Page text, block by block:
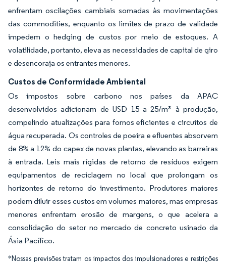
enfrentam oscilações cambiais somadas às movimentações
das commodities, enquanto os limites de prazo de validade
impedem o hedging de custos por meio de estoques. A
volatilidade, portanto, eleva as necessidades de capital de giro
e desencoraja os entrantes menores.
Custos de Conformidade Ambiental
Os impostos sobre carbono nos países da APAC
desenvolvidos adicionam de USD 15 a 25/m³ à produção,
compelindo atualizações para fornos eficientes e circuitos de
água recuperada. Os controles de poeira e efluentes absorvem
de 8% a 12% do capex de novas plantas, elevando as barreiras
à entrada. Leis mais rígidas de retorno de resíduos exigem
equipamentos de reciclagem no local que prolongam os
horizontes de retorno do investimento. Produtores maiores
podem diluir esses custos em volumes maiores, mas empresas
menores enfrentam erosão de margens, o que acelera a
consolidação do setor no mercado de concreto usinado da
Ásia Pacífico.
*Nossas previsões tratam os impactos dos impulsionadores e restrições